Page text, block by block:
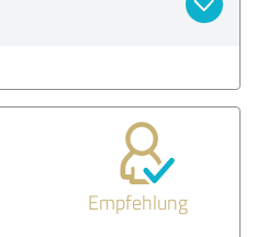
Empfehlung